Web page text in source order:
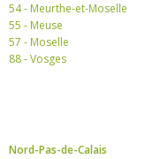
54 - Meurthe-et-Moselle
55 - Meuse
57 - Moselle
88 - Vosges
Nord-Pas-de-Calais